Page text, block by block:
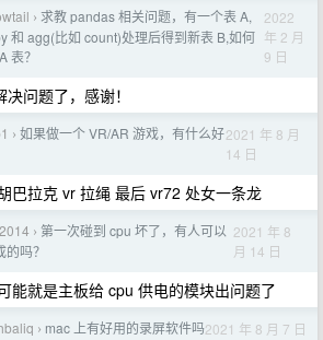
› 求教 pandas 相关问题，有一个表 A,
和 agg(比如 count)处理后得到新表 B,如何
表？
2022
年 2 月
9 日
问题了，感谢！
› 如果做一个 VR/AR 游戏，有什么好2021 年 8 月
14 日
巴拉克 vr 拉绳 最后 vr72 处女一条龙
› 第一次碰到 cpu 坏了，有人可以
吗？
2021 年 8
月 14 日
能就是主板给 cpu 供电的模块出问题了
› mac 上有好用的录屏软件吗2021 年 8 月 7 日